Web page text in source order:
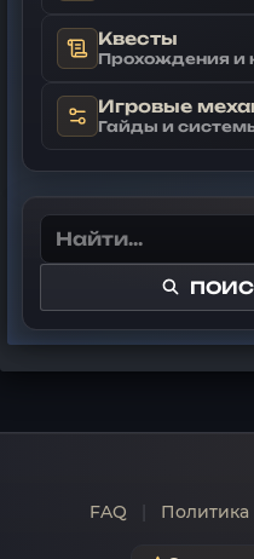
Квесты
Прохождения и
Игровые
Гайды и
FAQ